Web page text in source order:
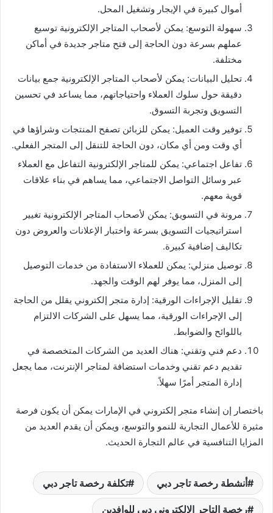
أموال كبيرة في الإيجار وتشغيل المحل.
سهولة التوسع: يمكن لأصحاب المتاجر الإلكترونية توسيع
عملهم بسرعة دون الحاجة إلى فتح متاجر جديدة في أماكن
مختلفة.
تحليل البيانات: يمكن لأصحاب المتاجر الإلكترونية جمع بيانات
دقيقة حول سلوك العملاء واحتياجاتهم، مما يساعد في تحسين
التسويق وتجربة التسوق.
توفير وقت العميل: يمكن للزبائن تصفح المنتجات وشراؤها في
أي وقت ومن أي مكان، دون الحاجة للتنقل إلى المتجر الفعلي.
تفاعل اجتماعي: يمكن للمتاجر الإلكترونية التفاعل مع العملاء
عبر وسائل التواصل الاجتماعي، مما يساهم في بناء علاقات
قوية معهم.
مرونة في التسويق: يمكن لأصحاب المتاجر الإلكترونية تغيير
استراتيجيات التسويق بسرعة واختبار الإعلانات والعروض دون
تكاليف إضافية كبيرة.
توصيل منزلي: يمكن للعملاء الاستفادة من خدمات التوصيل
إلى المنزل، مما يوفر لهم الوقت والجهد.
تقليل الإجراءات الورقية: إدارة متجر إلكتروني يقلل من الحاجة
إلى الإجراءات الورقية، مما يسهل على الشركات الالتزام
باللوائح والضوابط.
دعم فني وتقني: هناك العديد من الشركات المتخصصة في
تقديم دعم تقني وخدمات استضافة لمتاجر الإنترنت، مما يجعل
إدارة المتجر أمرًا سهلاً.
باختصار إن إنشاء متجر إلكتروني في الإمارات يمكن أن يكون فرصة
مثيرة للأعمال التجارية للنمو والتوسع، ويمكن أن يقدم العديد من
المزايا التنافسية في عالم التجارة الحديث.
أنشطة رخصة تاجر دبي تكلفة رخصة تاجر دبي
رخصة التاجر الإلكتروني دبي للوافدين